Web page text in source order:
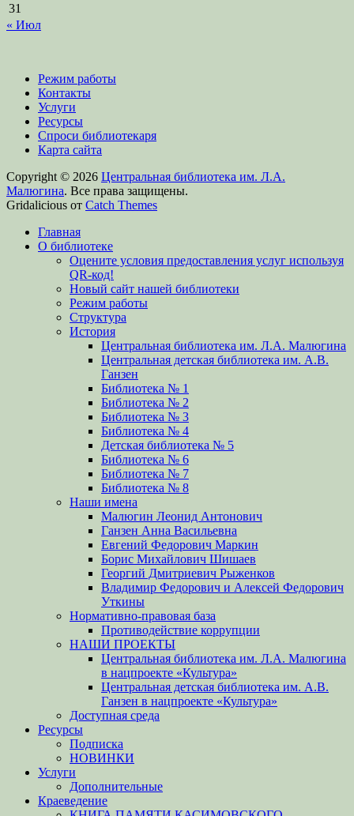
31
« Июл
Режим работы
Контакты
Услуги
Ресурсы
Спроси библиотекаря
Карта сайта
Copyright © 2026 Центральная библиотека им. Л.А.
Малюгина. Все права защищены.
Gridalicious от Catch Themes
вверх
Главная
О библиотеке
Оцените условия предоставления услуг используя
QR-код!
Новый сайт нашей библиотеки
Режим работы
Структура
История
Центральная библиотека им. Л.А. Малюгина
Центральная детская библиотека им. А.В.
Ганзен
Библиотека № 1
Библиотека № 2
Библиотека № 3
Библиотека № 4
Детская библиотека № 5
Библиотека № 6
Библиотека № 7
Библиотека № 8
Наши имена
Малюгин Леонид Антонович
Ганзен Анна Васильевна
Евгений Федорович Маркин
Борис Михайлович Шишаев
Георгий Дмитриевич Рыженков
Владимир Федорович и Алексей Федорович
Уткины
Нормативно-правовая база
Противодействие коррупции
НАШИ ПРОЕКТЫ
Центральная библиотека им. Л.А. Малюгина
в нацпроекте «Культура»
Центральная детская библиотека им. А.В.
Ганзен в нацпроекте «Культура»
Доступная среда
Ресурсы
Подписка
НОВИНКИ
Услуги
Дополнительные
Краеведение